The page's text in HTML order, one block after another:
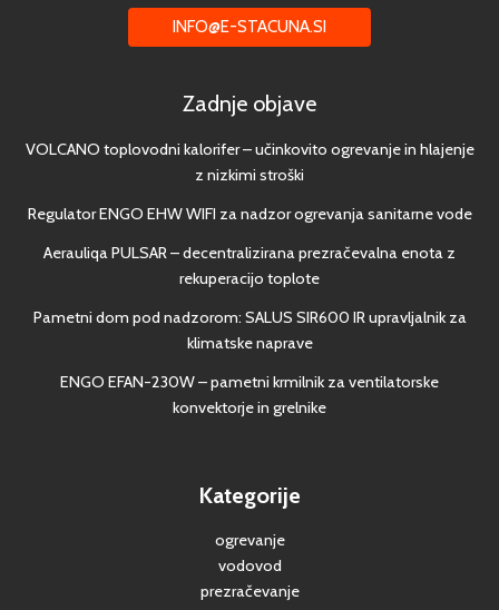
INFO@E-STACUNA.SI
Zadnje objave
VOLCANO toplovodni kalorifer – učinkovito ogrevanje in hlajenje
z nizkimi stroški
Regulator ENGO EHW WIFI za nadzor ogrevanja sanitarne vode
Aerauliqa PULSAR – decentralizirana prezračevalna enota z
rekuperacijo toplote
Pametni dom pod nadzorom: SALUS SIR600 IR upravljalnik za
klimatske naprave
ENGO EFAN-230W – pametni krmilnik za ventilatorske
konvektorje in grelnike
Kategorije
ogrevanje
vodovod
prezračevanje